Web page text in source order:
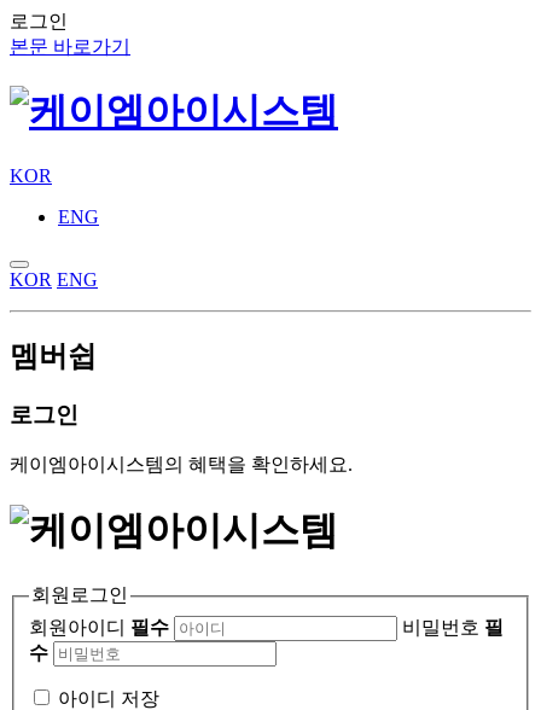
로그인
본문 바로가기
KOR
ENG
KOR ENG
멤버쉽
로그인
케이엠아이시스템의 혜택을 확인하세요.
회원로그인
회원아이디 필수 비밀번호 필
수
아이디 저장